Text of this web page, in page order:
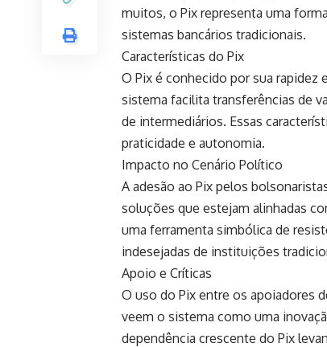
muitos, o Pix representa uma
sistemas bancários tradicionais.
Características do Pix
O Pix é conhecido por sua rapidez
sistema facilita transferências de
de intermediários. Essas
praticidade e autonomia.
Impacto no Cenário Político
A adesão ao Pix pelos
soluções que estejam alinhadas
uma ferramenta simbólica de
indesejadas de instituições
Apoio e Críticas
O uso do Pix entre os apoiadores
veem o sistema como uma
dependência crescente do Pix